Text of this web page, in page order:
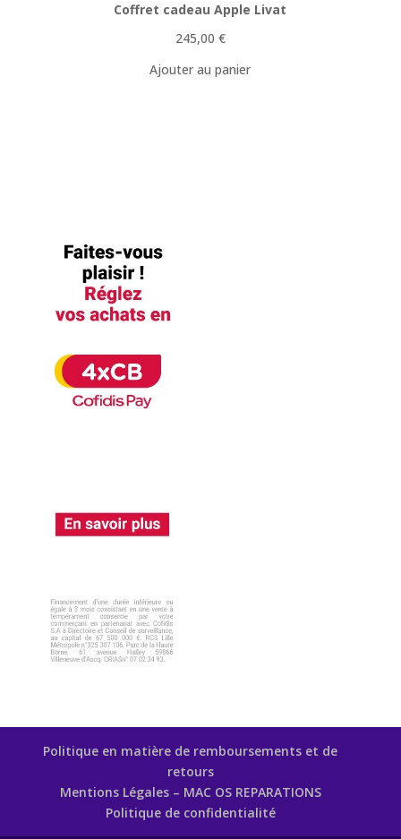
Coffret cadeau Apple Livat
245,00 €
Ajouter au panier
Politique en matière de remboursements et de
retours
Mentions Légales – MAC OS REPARATIONS
Politique de confidentialité